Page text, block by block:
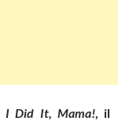
I Did It, Mama!, il